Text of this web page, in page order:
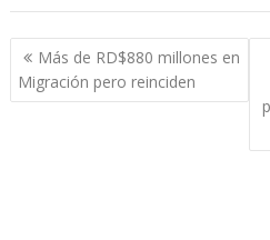
Navegación
de
entradas
Más de RD$880 millones en
Migración pero reinciden